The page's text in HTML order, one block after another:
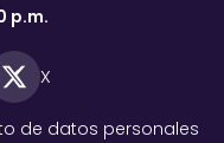
p.m.
X
de datos personales